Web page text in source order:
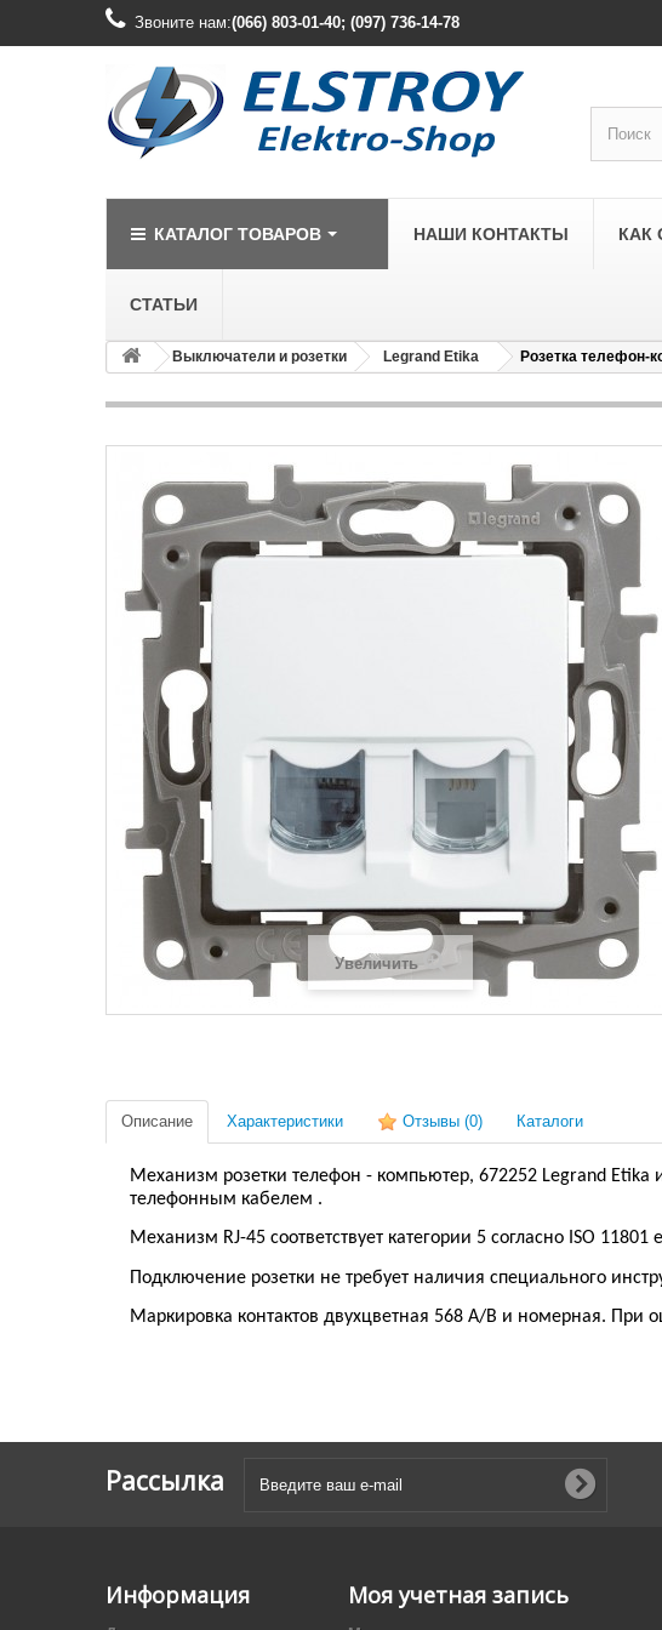
Звоните нам:(066) 803-01-40; (097) 736-14-78
КАТАЛОГ ТОВАРОВ
LEGRAND
Legrand Etika
Legrand Forix
Legrand Valena Allure
НАШИ КОНТАКТЫ КАК
СТАТЬИ
Выключатели и розетки Legrand Etika Розетка телефон-
Увеличить
Описание Характеристики Отзывы (0) Каталоги
Механизм розетки телефон - компьютер, 672252 Legrand Etika
телефонным кабелем .
Механизм RJ-45 соответствует категории 5 согласно ISO 11801
Подключение розетки не требует наличия специального
Маркировка контактов двухцветная 568 A/B и номерная. При
Рассылка
Информация Моя учетная запись